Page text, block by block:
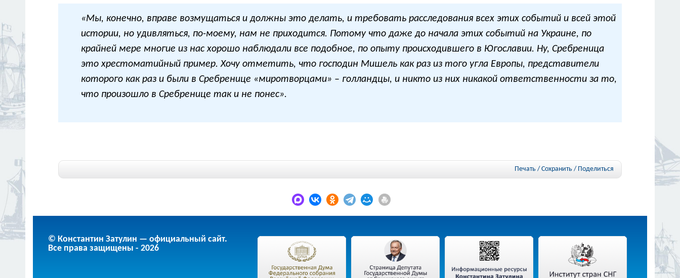
«Мы, конечно, вправе возмущаться и должны это делать, и требовать расследования всех этих событий и всей этой
истории, но удивляться, по-моему, нам не приходится. Потому что даже до начала этих событий на Украине, по
крайней мере многие из нас хорошо наблюдали все подобное, по опыту происходившего в Югославии. Ну, Сребреница
это хрестоматийный пример. Хочу отметить, что господин Мишель как раз из того угла Европы, представители
которого как раз и были в Сребренице «миротворцами» – голландцы, и никто из них никакой ответственности за то,
что произошло в Сребренице так и не понес».
Печать / Сохранить / Поделиться
© Константин Затулин — официальный сайт.
Все права защищены - 2026